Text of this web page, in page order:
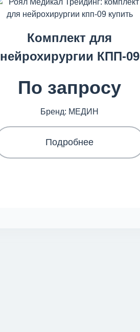
Комплект для
нейрохирургии КПП-09
По запросу
Бренд: МЕДИН
Подробнее